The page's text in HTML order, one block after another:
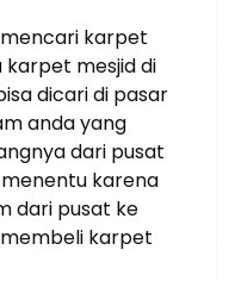
mencari karpet
karpet mesjid di
dicari di pasar
anda yang
dari pusat
karena
dari pusat ke
karpet